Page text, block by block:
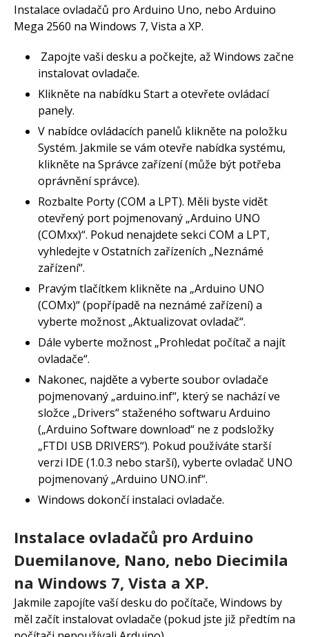
Instalace ovladačů pro Arduino Uno, nebo Arduino
Mega 2560 na Windows 7, Vista a XP.
Zapojte vaši desku a počkejte, až Windows začne
instalovat ovladače.
Klikněte na nabídku Start a otevřete ovládací
panely.
V nabídce ovládacích panelů klikněte na položku
Systém. Jakmile se vám otevře nabídka systému,
klikněte na Správce zařízení (může být potřeba
oprávnění správce).
Rozbalte Porty (COM a LPT). Měli byste vidět
otevřený port pojmenovaný „Arduino UNO
(COMxx)“. Pokud nenajdete sekci COM a LPT,
vyhledejte v Ostatních zařízeních „Neznámé
zařízení“.
Pravým tlačítkem klikněte na „Arduino UNO
(COMx)“ (popřípadě na neznámé zařízení) a
vyberte možnost „Aktualizovat ovladač“.
Dále vyberte možnost „Prohledat počítač a najít
ovladače“.
Nakonec, najděte a vyberte soubor ovladače
pojmenovaný „arduino.inf“, který se nachází ve
složce „Drivers“ staženého softwaru Arduino
(„Arduino Software download“ ne z podsložky
„FTDI USB DRIVERS“). Pokud používáte starší
verzi IDE (1.0.3 nebo starší), vyberte ovladač UNO
pojmenovaný „Arduino UNO.inf“.
Windows dokončí instalaci ovladače.
Instalace ovladačů pro Arduino
Duemilanove, Nano, nebo Diecimila
na Windows 7, Vista a XP.
Jakmile zapojíte vaší desku do počítače, Windows by
měl začít instalovat ovladače (pokud jste již předtím na